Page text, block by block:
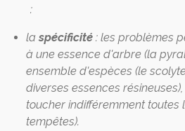
:
laspécificité : les problèmes
à une essence d'arbre (la
ensemble d'espèces (le
diverses essences
toucher indifféremment toutes
tempêtes).